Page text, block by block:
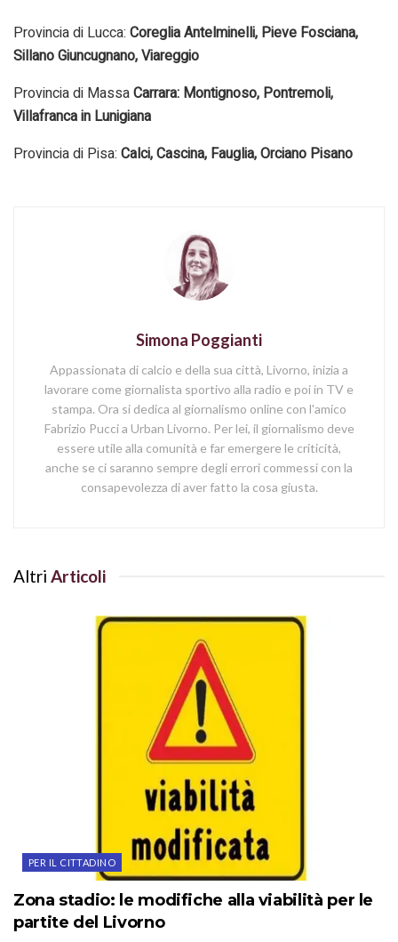
Provincia di Lucca: Coreglia Antelminelli, Pieve Fosciana,
Sillano Giuncugnano, Viareggio
Provincia di MassaCarrara: Montignoso, Pontremoli,
Villafranca in Lunigiana
Provincia di Pisa: Calci, Cascina, Fauglia, Orciano Pisano
Simona Poggianti
Appassionata di calcio e della sua città, Livorno, inizia a
lavorare come giornalista sportivo alla radio e poi in TV e
stampa. Ora si dedica al giornalismo online con l'amico
Fabrizio Pucci a Urban Livorno. Per lei, il giornalismo deve
essere utile alla comunità e far emergere le criticità,
anche se ci saranno sempre degli errori commessi con la
consapevolezza di aver fatto la cosa giusta.
Altri Articoli
PER IL CITTADINO
Zona stadio: le modifiche alla viabilità per le
partite del Livorno